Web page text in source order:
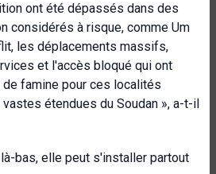
ont été dépassés dans des
considérés à risque, comme Um
les déplacements massifs,
et l'accès bloqué qui ont
famine pour ces localités
étendues du Soudan », a-t-il
bas, elle peut s'installer partout